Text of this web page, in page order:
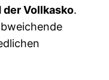
der Vollkasko.